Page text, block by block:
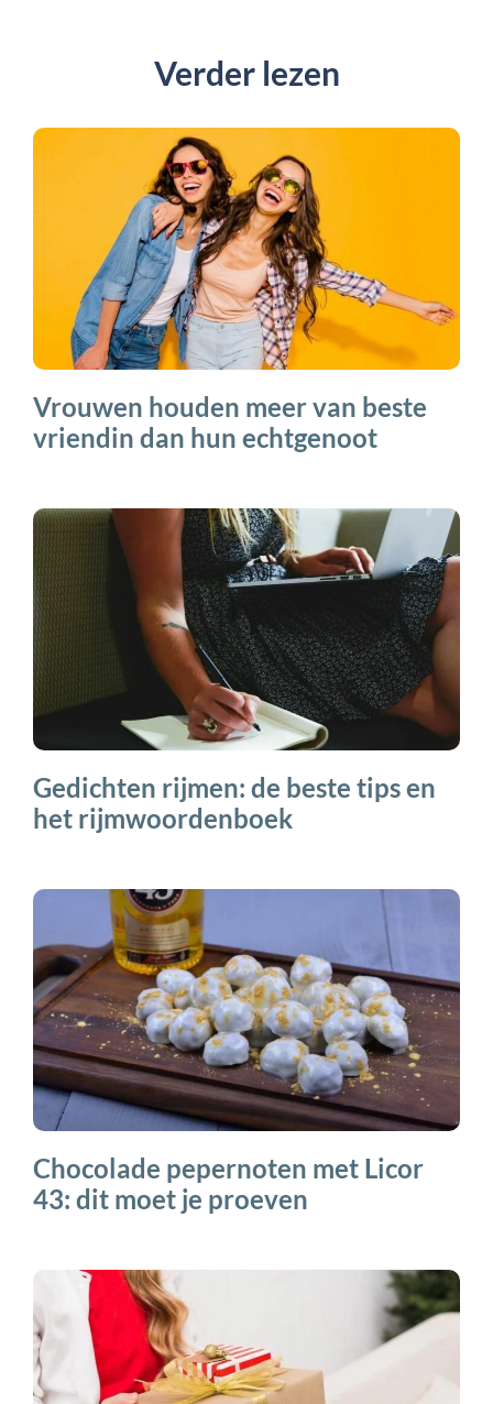
Verder lezen
Vrouwen houden meer van beste
vriendin dan hun echtgenoot
Gedichten rijmen: de beste tips en
het rijmwoordenboek
Chocolade pepernoten met Licor
43: dit moet je proeven